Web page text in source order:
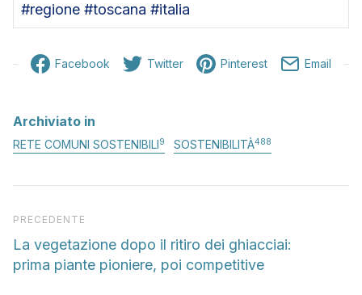
#regione #toscana #italia
Facebook Twitter Pinterest Email
Archiviato in
RETE COMUNI SOSTENIBILI9 SOSTENIBILITÀ488
Articolo precedente
PRECEDENTE
La vegetazione dopo il ritiro dei ghiacciai:
prima piante pioniere, poi competitive